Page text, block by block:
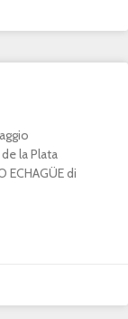
la Plata
ECHAGÜE di